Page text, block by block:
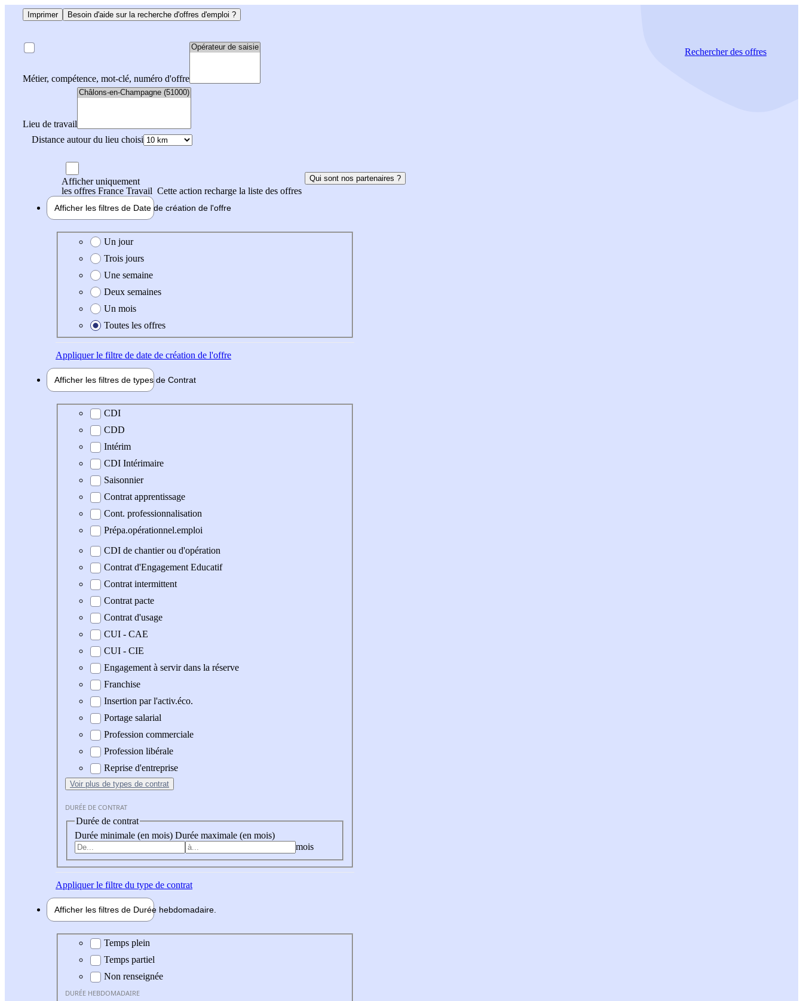
Imprimer Besoin d'aide sur la recherche d'offres d'emploi ?
Métier, compétence, mot-clé, numéro d'offre
Lieu de travail
Distance autour du lieu choisi
Rechercherdes offres
Afficher uniquement
les offres France Travail Cette action recharge la liste des offres
Qui sont nos partenaires ?
Afficher les filtres de Date de création de l'offre
Date de création de l'offre
Un jour
Trois jours
Une semaine
Deux semaines
Un mois
Toutes les offres
Appliquerle filtre de date de création de l'offre
Afficher les filtres de types de Contrat
Type de contrat
CDI
CDD
Intérim
CDI Intérimaire
Saisonnier
Contrat apprentissage
Cont. professionnalisation
Prépa.opérationnel.emploi
CDI de chantier ou d'opération
Contrat d'Engagement Educatif
Contrat intermittent
Contrat pacte
Contrat d'usage
CUI - CAE
CUI - CIE
Engagement à servir dans la réserve
Franchise
Insertion par l'activ.éco.
Portage salarial
Profession commerciale
Profession libérale
Reprise d'entreprise
Voir plus de types de contrat
DURÉE DE CONTRAT
Durée de contrat
Durée minimale (en mois) Durée maximale (en mois)
mois
Appliquerle filtre du type de contrat
Afficher les filtres de Durée hebdomadaire
Durée hebdomadaire
Temps plein
Temps partiel
Non renseignée
DURÉE HEBDOMADAIRE